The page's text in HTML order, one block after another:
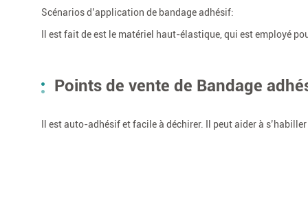
Scénarios d’application de bandage adhésif:
Il est fait de est le matériel haut-élastique, qui est employé
Points de vente de Bandage
Il est auto-adhésif et facile à déchirer. Il peut aider à